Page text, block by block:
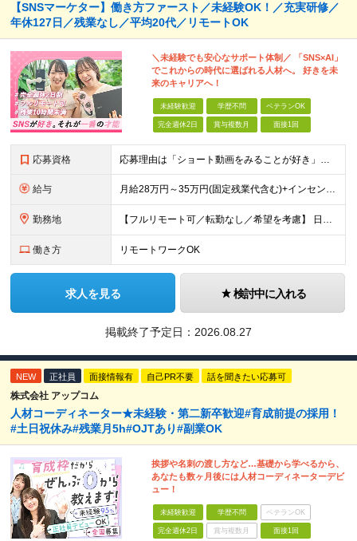
【SNSマーケター】働き方ファースト／未経験OK！／充実研修／
年休127日／残業なし／平均20代／リモートOK
＼未経験でも安心なサポート体制／ 「SNS×AI」
でこれからの時代に選ばれる人材へ。 好きを未
来のキャリアへ！
未経験歓迎 学歴不問 ベテランOK
完全週休2日 賞与複数月 面接1回
応募資格 応募理由は「ショート動画をみることが好き」でOK！ #学歴不問 #未経験OK ★1つでも当てはまれば、マッチング率高め★ □ SNSや動画制作に興味がある方 □ アイデアを考えることが好きな方 □
給与 月給28万円～35万円(固定残業代含む)+インセンティブ＋各種手当 ※経験・能力等を考慮の上、決定します。 ※残業はほとんどありませんが、発生した場合は時間外手当を100％支給します。 【固定残業
勤務地 【フルリモート可／転勤なし／希望を考慮】 日本47都道府県、どこでも就業可能！ （東京・神奈川・埼玉・千葉・北海道・宮城・愛知・大阪・福岡・新潟など 各拠点近郊のプロジェクト先） 【Point】
働き方 リモートワークOK
求人を見る 検討中に入れる
掲載終了予定日： 2026.08.27
NEW 正社員 面接情報有 自己PR不要 話を聞きたい応募可
株式会社 アップコム
人材コーディネーター★未経験・第二新卒歓迎#育成前提の採用！
#土日祝休み#残業月5h#OJTあり#副業OK
挨拶や名刺の渡し方など…基礎から学べるから、
あなたも数ヶ月後には人材コーディネーターデビ
ュー！
未経験歓迎 学歴不問 ベテランOK
完全週休2日 賞与複数月 面接1回